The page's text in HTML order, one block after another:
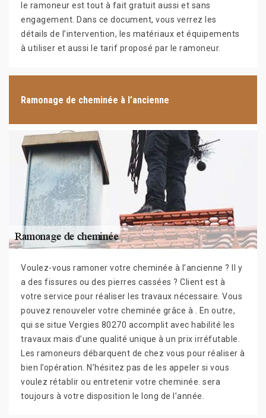
le ramoneur est tout à fait gratuit aussi et sans
engagement. Dans ce document, vous verrez les
détails de l’intervention, les matériaux et équipements
à utiliser et aussi le tarif proposé par le ramoneur.
Ramonage de cheminée à l’ancienne
Voulez-vous ramoner votre cheminée à l’ancienne ? Il y
a des fissures ou des pierres cassées ? Client est à
votre service pour réaliser les travaux nécessaire. Vous
pouvez renouveler votre cheminée grâce à . En outre,
qui se situe Vergies 80270 accomplit avec habilité les
travaux mais d’une qualité unique à un prix irréfutable.
Les ramoneurs débarquent de chez vous pour réaliser à
bien l’opération. N’hésitez pas de les appeler si vous
voulez rétablir ou entretenir votre cheminée. sera
toujours à votre disposition le long de l’année.